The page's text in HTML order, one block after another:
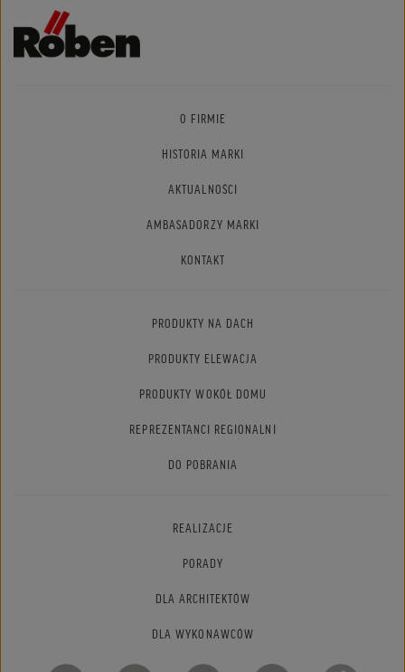
O FIRMIE
HISTORIA MARKI
AKTUALNOŚCI
AMBASADORZY MARKI
KONTAKT
PRODUKTY NA DACH
PRODUKTY ELEWACJA
PRODUKTY WOKÓŁ DOMU
REPREZENTANCI REGIONALNI
DO POBRANIA
REALIZACJE
PORADY
DLA ARCHITEKTÓW
DLA WYKONAWCÓW